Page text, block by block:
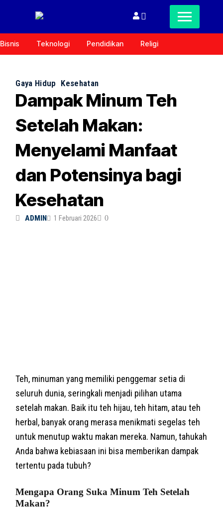
Bisnis Teknologi Pendidikan Religi
Gaya Hidup Kesehatan
Dampak Minum Teh
Setelah Makan:
Menyelami Manfaat
dan Potensinya bagi
Kesehatan
ADMIN 1 Februari 2026 0
Teh, minuman yang memiliki penggemar setia di
seluruh dunia, seringkali menjadi pilihan utama
setelah makan. Baik itu teh hijau, teh hitam, atau teh
herbal, banyak orang merasa menikmati segelas teh
untuk menutup waktu makan mereka. Namun, tahukah
Anda bahwa kebiasaan ini bisa memberikan dampak
tertentu pada tubuh?
Mengapa Orang Suka Minum Teh Setelah
Makan?